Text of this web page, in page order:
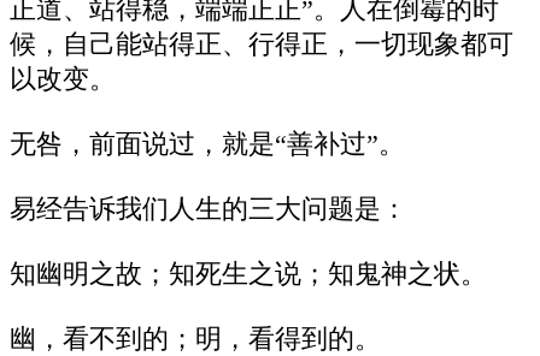
正道、站得稳，端端正正”。人在倒霉的时
候，自己能站得正、行得正，一切现象都可
以改变。
无咎，前面说过，就是“善补过”。
易经告诉我们人生的三大问题是：
知幽明之故；知死生之说；知鬼神之状。
幽，看不到的；明，看得到的。